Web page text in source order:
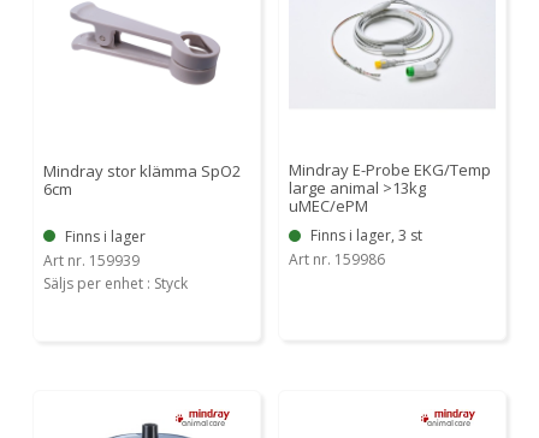
Mindray stor klämma SpO2
6cm
Finns i lager
Art nr. 159939
Säljs per enhet : Styck
Mindray E-Probe EKG/Temp
large animal >13kg
uMEC/ePM
Finns i lager, 3 st
Art nr. 159986